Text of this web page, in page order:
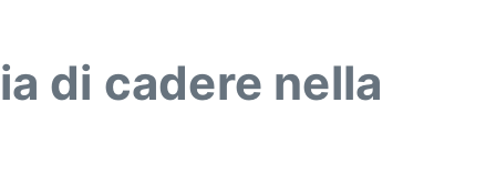
di cadere nella